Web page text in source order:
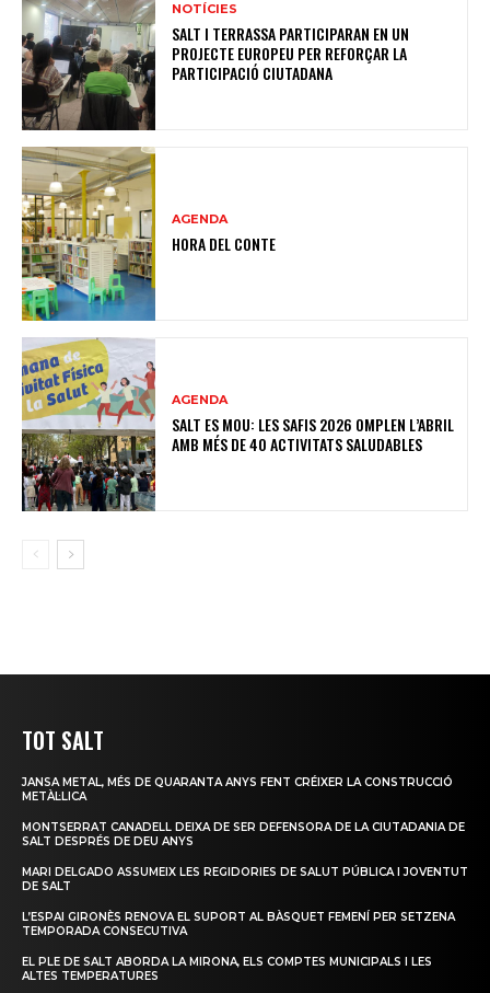
NOTÍCIES
SALT I TERRASSA PARTICIPARAN EN UN
PROJECTE EUROPEU PER REFORÇAR LA
PARTICIPACIÓ CIUTADANA
AGENDA
HORA DEL CONTE
AGENDA
SALT ES MOU: LES SAFIS 2026 OMPLEN L’ABRIL
AMB MÉS DE 40 ACTIVITATS SALUDABLES
TOT SALT
JANSA METAL, MÉS DE QUARANTA ANYS FENT CRÉIXER LA CONSTRUCCIÓ
METÀL·LICA
MONTSERRAT CANADELL DEIXA DE SER DEFENSORA DE LA CIUTADANIA DE
SALT DESPRÉS DE DEU ANYS
MARI DELGADO ASSUMEIX LES REGIDORIES DE SALUT PÚBLICA I JOVENTUT
DE SALT
L’ESPAI GIRONÈS RENOVA EL SUPORT AL BÀSQUET FEMENÍ PER SETZENA
TEMPORADA CONSECUTIVA
EL PLE DE SALT ABORDA LA MIRONA, ELS COMPTES MUNICIPALS I LES
ALTES TEMPERATURES